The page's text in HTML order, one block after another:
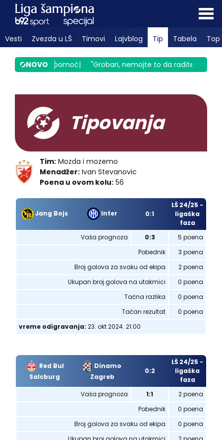
Vesti Zvezda u LŠ Timovi Lajvblog Tip Tabela Top
NOVO
zove u pomoć| "Grobari, nemojte to da radite"|
Tipovanja
Tim: Mozda i mozemo
Menadžer: Ivan Stevanovic
Poena u ovom kolu: 56
Jang Bojs Inter 0:1
LŠ 24/25 -
ligaška
faza
Vaša prognoza
0:3
5 poena
Pobednik
3 poena
Broj golova za svaku od ekipa
2 poena
Ukupan broj golova na utakmici
0 poena
Tačna razlika
0 poena
Tačan rezultat
0 poena
vreme odigravanja: 23. okt 2024. 21:00
Red Bul
Salcburg
Dinamo
Zagreb
0:2
LŠ 24/25 -
ligaška
faza
Vaša prognoza
1:1
2 poena
Pobednik
0 poena
Broj golova za svaku od ekipa
0 poena